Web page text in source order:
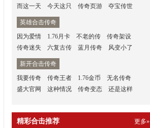
而这一天
今天这只 传奇页游 夺宝传世
英雄合击传奇
因为爱情
1.76月卡 不老的传
传奇架设
传奇迷失
六复古传 蓝月传奇 风变小了
新开合击传奇
我要传奇
传奇王者 1.76金币
无名传奇
盛大官网
这种情况 传奇变态 还是这样
精彩合击推荐 更多»